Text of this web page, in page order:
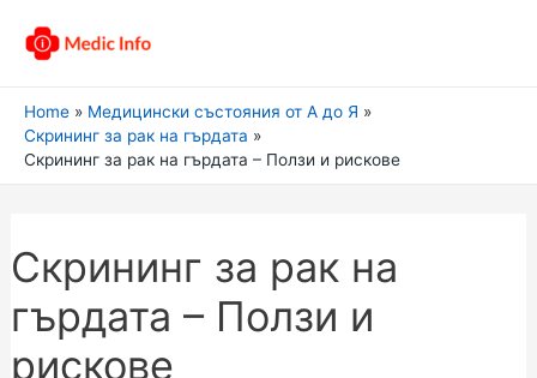
Home
Медицински състояния от А до Я
Скрининг за рак на гърдата
Скрининг за рак на гърдата – Ползи и рискове
Скрининг за рак на
гърдата – Ползи и
рискове